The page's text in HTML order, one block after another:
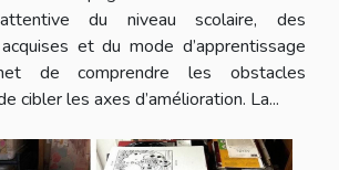
du niveau scolaire, des
et du mode d’apprentissage
de comprendre les obstacles
cibler les axes d’amélioration. La...